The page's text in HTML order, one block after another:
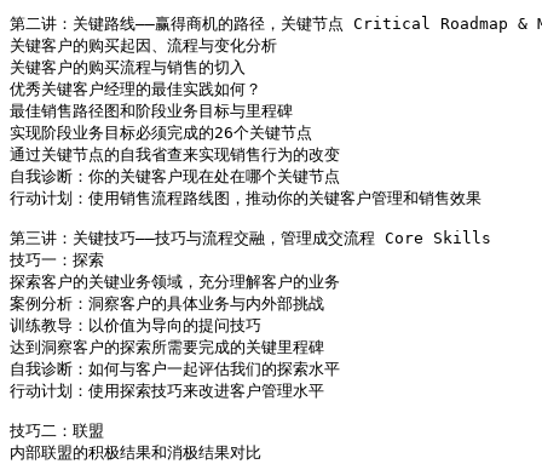
第二讲：关键路线――赢得商机的路径，关键节点 Critical Roadmap
关键客户的购买起因、流程与变化分析
关键客户的购买流程与销售的切入
优秀关键客户经理的最佳实践如何？
最佳销售路径图和阶段业务目标与里程碑
实现阶段业务目标必须完成的26个关键节点
通过关键节点的自我省查来实现销售行为的改变
自我诊断：你的关键客户现在处在哪个关键节点
行动计划：使用销售流程路线图，推动你的关键客户管理和销售效果
第三讲：关键技巧――技巧与流程交融，管理成交流程 Core Skills
技巧一：探索
探索客户的关键业务领域，充分理解客户的业务
案例分析：洞察客户的具体业务与内外部挑战
训练教导：以价值为导向的提问技巧
达到洞察客户的探索所需要完成的关键里程碑
自我诊断：如何与客户一起评估我们的探索水平
行动计划：使用探索技巧来改进客户管理水平
技巧二：联盟
内部联盟的积极结果和消极结果对比